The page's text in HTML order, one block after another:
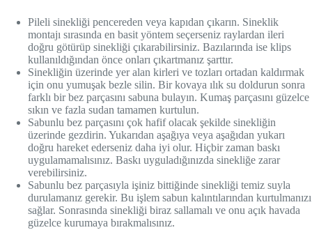
Pileli sinekliği pencereden veya kapıdan çıkarın. Sineklik
montajı sırasında en basit yöntem seçerseniz raylardan ileri
doğru götürüp sinekliği çıkarabilirsiniz. Bazılarında ise klips
kullanıldığından önce onları çıkartmanız şarttır.
Sinekliğin üzerinde yer alan kirleri ve tozları ortadan kaldırmak
için onu yumuşak bezle silin. Bir kovaya ılık su doldurun sonra
farklı bir bez parçasını sabuna bulayın. Kumaş parçasını güzelce
sıkın ve fazla sudan tamamen kurtulun.
Sabunlu bez parçasını çok hafif olacak şekilde sinekliğin
üzerinde gezdirin. Yukarıdan aşağıya veya aşağıdan yukarı
doğru hareket ederseniz daha iyi olur. Hiçbir zaman baskı
uygulamamalısınız. Baskı uyguladığınızda sinekliğe zarar
verebilirsiniz.
Sabunlu bez parçasıyla işiniz bittiğinde sinekliği temiz suyla
durulamanız gerekir. Bu işlem sabun kalıntılarından kurtulmanızı
sağlar. Sonrasında sinekliği biraz sallamalı ve onu açık havada
güzelce kurumaya bırakmalısınız.